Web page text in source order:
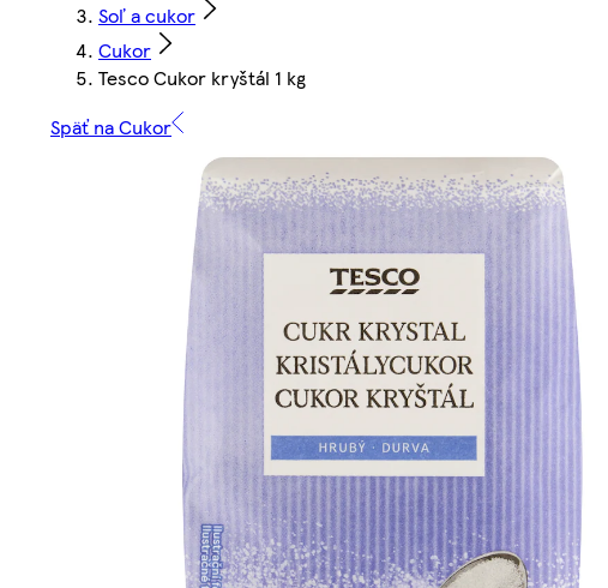
Soľ a cukor
Cukor
Tesco Cukor kryštál 1 kg
Späť na Cukor